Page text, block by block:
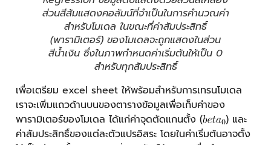
ส่วนสีส้มแสดงคอลัมน์ที่จำเป็นในการคำนวณค่า
สำหรับโมเดล ในขณะที่ค่าสัมประสิทธิ์
(พารามิเตอร์) ของโมเดลจะถูกแสดงในส่วน
สีน้ำเงิน ซึ่งในภาพกำหนดค่าเริ่มต้นให้เป็น 0
สำหรับทุกสัมประสิทธิ์
เพื่อเตรียม excel sheet ให้พร้อมสำหรับการเทรนโมเดล
เราจะเพิ่มแถวด้านบนของตารางข้อมูลเพื่อเก็บค่าของ
พารามิเตอร์ของโมเดล ได้แก่ค่าจุดตัดแกนตั้ง (
) และ
ค่าสัมประสิทธิ์ของแต่ละตัวแปรอิสระ โดยในค่าเริ่มต้นอาจตั้ง